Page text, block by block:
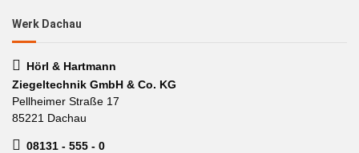
Werk Dachau
Hörl & Hartmann
Ziegeltechnik GmbH & Co. KG
Pellheimer Straße 17
85221 Dachau
08131 - 555 - 0